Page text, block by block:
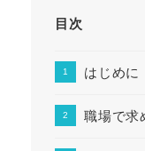
目次
はじめに
職場で求